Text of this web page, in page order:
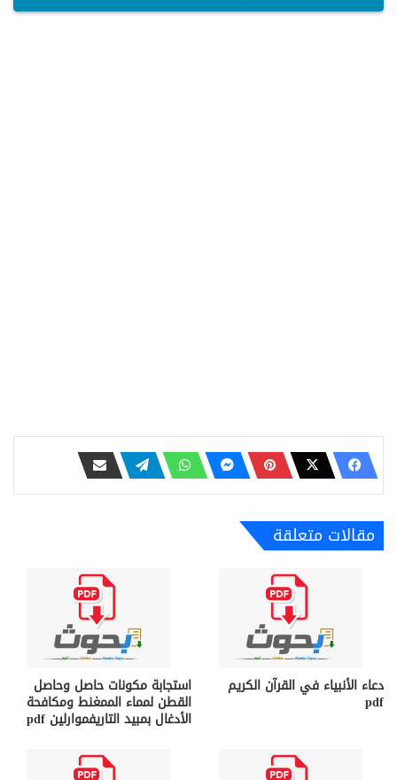
مقالات متعلقة
دعاء الأنبياء في القرآن الكريم
pdf
استجابة مكونات حاصل وحاصل
القطن لمماء الممغنط ومكافحة
الأدغال بمبيد التاريفموارلين pdf